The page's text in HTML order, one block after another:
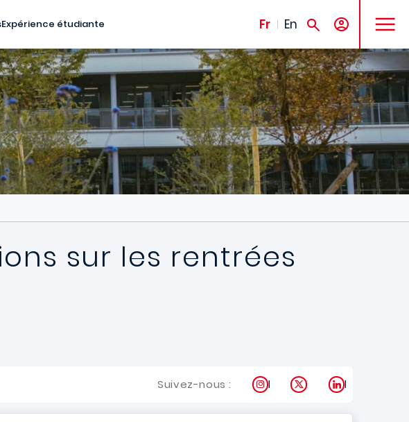
Expérience étudiante Fr En
MENU
sur les rentrées
Suivez-nous : Instagram
X LinkedIn